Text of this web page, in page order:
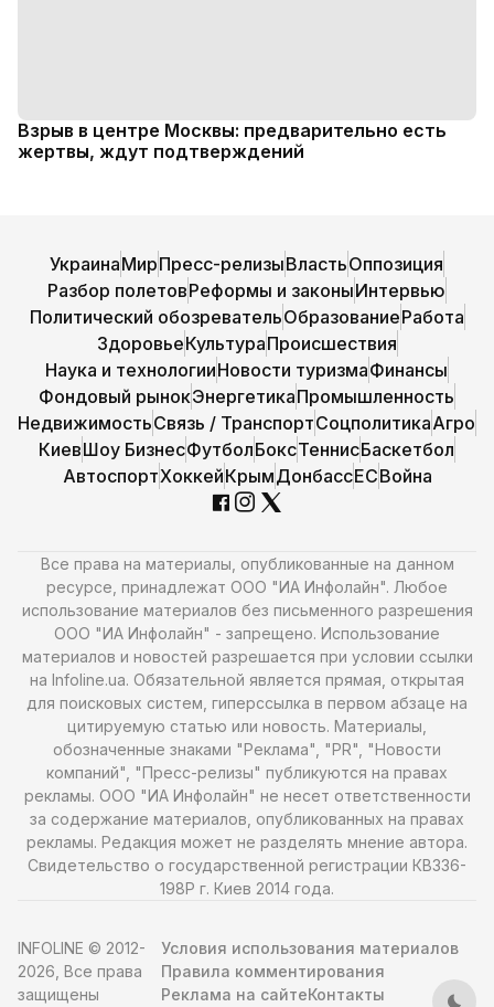
Взрыв в центре Москвы: предварительно есть
жертвы, ждут подтверждений
УкраинаМирПресс-релизыВластьОппозиция
Разбор полетовРеформы и законыИнтервью
Политический обозревательОбразованиеРабота
ЗдоровьеКультураПроисшествия
Наука и технологииНовости туризмаФинансы
Фондовый рынокЭнергетикаПромышленность
НедвижимостьСвязь / ТранспортСоцполитикаАгро
КиевШоу БизнесФутболБоксТеннисБаскетбол
АвтоспортХоккейКрымДонбассЕСВойна
Все права на материалы, опубликованные на данном
ресурсе, принадлежат ООО "ИА Инфолайн". Любое
использование материалов без письменного разрешения
ООО "ИА Инфолайн" - запрещено. Использование
материалов и новостей разрешается при условии ссылки
на Infoline.ua. Обязательной является прямая, открытая
для поисковых систем, гиперссылка в первом абзаце на
цитируемую статью или новость. Материалы,
обозначенные знаками "Реклама", "PR", "Новости
компаний", "Пресс-релизы" публикуются на правах
рекламы. ООО "ИА Инфолайн" не несет ответственности
за содержание материалов, опубликованных на правах
рекламы. Редакция может не разделять мнение автора.
Свидетельство о государственной регистрации КВ336-
198Р г. Киев 2014 года.
INFOLINE © 2012-
2026, Все права
защищены
Условия использования материалов
Правила комментирования
Реклама на сайтеКонтакты